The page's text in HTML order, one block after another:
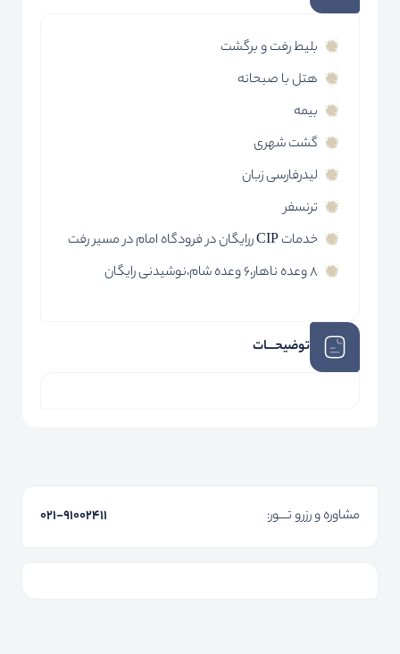
بلیط رفت و برگشت
هتل با صبحانه
بیمه
گشت شهری
لیدرفارسی زبان
ترنسفر
خدمات CIP ررایگان در فرودگاه امام در مسیر رفت
8 وعده ناهار،6 وعده شام،نوشیدنی رایگان
توضیحـــات
مشاوره و رزرو تـــور: ۰۲۱-91002411